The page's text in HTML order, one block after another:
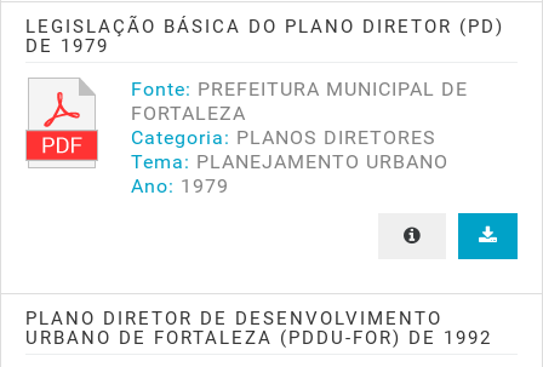
LEGISLAÇÃO BÁSICA DO PLANO DIRETOR (PD)
DE 1979
Fonte: PREFEITURA MUNICIPAL DE
FORTALEZA
Categoria: PLANOS DIRETORES
Tema: PLANEJAMENTO URBANO
Ano: 1979
PLANO DIRETOR DE DESENVOLVIMENTO
URBANO DE FORTALEZA (PDDU-FOR) DE 1992